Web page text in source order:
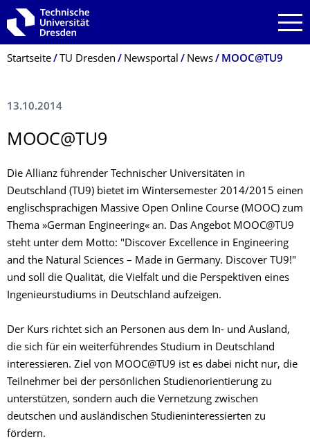
Zur Hauptnavigation springen
Zur Suche springen
Zum Inhalt springen
Breadcrumb-Menü
Startseite TU Dresden Newsportal News MOOC@TU9
13.10.2014
MOOC@TU9
Die Allianz führender Technischer Universitäten in
Deutschland (TU9) bietet im Wintersemester 2014/2015 einen
englischsprachigen Massive Open Online Course (MOOC) zum
Thema »German Engineering« an. Das Angebot MOOC@TU9
steht unter dem Motto: "Discover Excellence in Engineering
and the Natural Sciences – Made in Germany. Discover TU9!"
und soll die Qualität, die Vielfalt und die Perspektiven eines
Ingenieurstudiums in Deutschland aufzeigen.
Der Kurs richtet sich an Personen aus dem In- und Ausland,
die sich für ein weiterführendes Studium in Deutschland
interessieren. Ziel von MOOC@TU9 ist es dabei nicht nur, die
Teilnehmer bei der persönlichen Studienorientierung zu
unterstützen, sondern auch die Vernetzung zwischen
deutschen und ausländischen Studieninteressierten zu
fördern.